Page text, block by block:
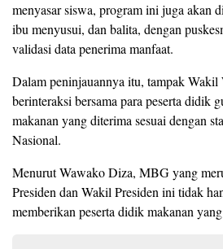
menyasar siswa, program ini juga akan
ibu menyusui, dan balita, dengan
validasi data penerima manfaat.
Dalam peninjauannya itu, tampak
berinteraksi bersama para peserta didik
makanan yang diterima sesuai dengan
Nasional.
Menurut Wawako Diza, MBG yang
Presiden dan Wakil Presiden ini tidak
memberikan peserta didik makanan